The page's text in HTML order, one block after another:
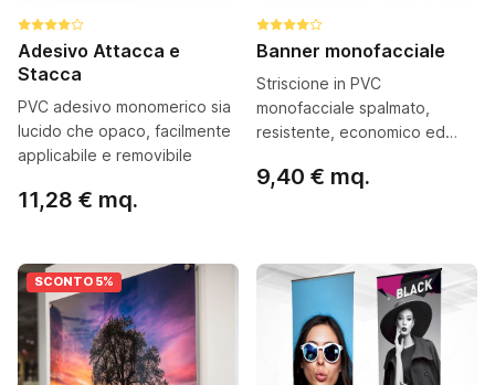
Adesivo Attacca e
Stacca
PVC adesivo monomerico sia
lucido che opaco, facilmente
applicabile e removibile
11,28 € mq.
Configura ora
Banner monofacciale
Striscione in PVC
monofacciale spalmato,
resistente, economico ed
e coperture maxi formato
9,40 € mq.
SCONTO 5%